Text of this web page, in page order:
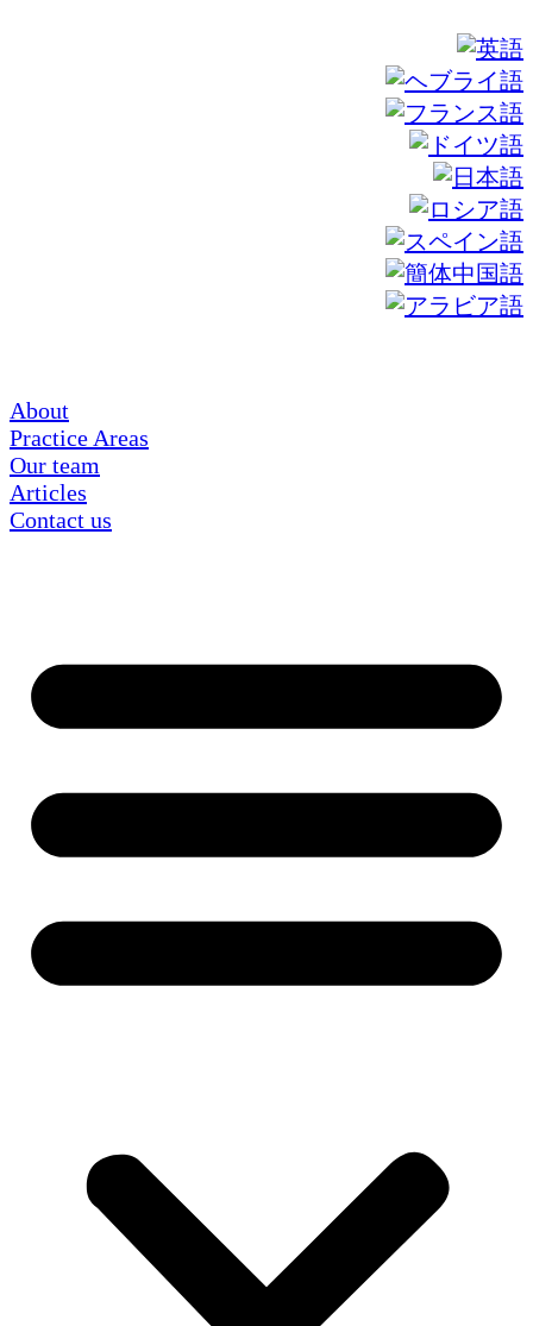
About
Practice Areas
Our team
Articles
Contact us